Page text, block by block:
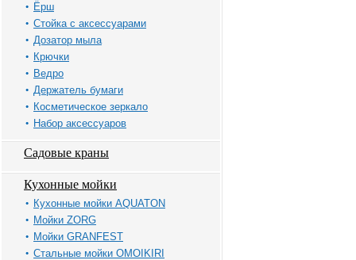
Ёрш
Стойка с аксессуарами
Дозатор мыла
Крючки
Ведро
Держатель бумаги
Косметическое зеркало
Набор аксессуаров
Садовые краны
Кухонные мойки
Кухонные мойки AQUATON
Мойки ZORG
Мойки GRANFEST
Стальные мойки OMOIKIRI